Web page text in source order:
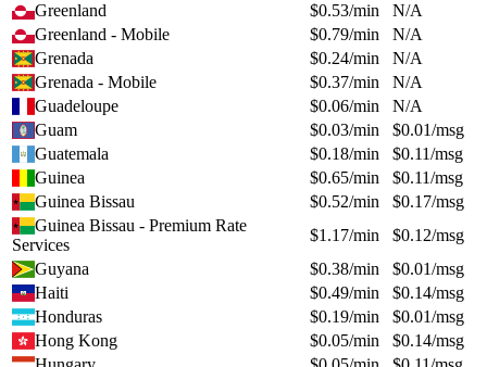
Greenland
$0.53/min
N/A
Greenland - Mobile
$0.79/min
N/A
Grenada
$0.24/min
N/A
Grenada - Mobile
$0.37/min
N/A
Guadeloupe
$0.06/min
N/A
Guam
$0.03/min $0.01/msg
Guatemala
$0.18/min $0.11/msg
Guinea
$0.65/min $0.11/msg
Guinea Bissau
$0.52/min $0.17/msg
Guinea Bissau - Premium Rate
Services
$1.17/min $0.12/msg
Guyana
$0.38/min $0.01/msg
Haiti
$0.49/min $0.14/msg
Honduras
$0.19/min $0.01/msg
Hong Kong
$0.05/min $0.14/msg